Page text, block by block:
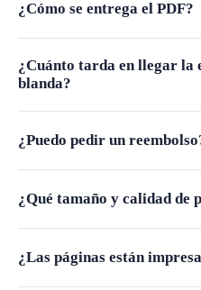
¿Cómo se entrega el PDF?
¿Cuánto tarda en llegar la
blanda?
¿Puedo pedir un
¿Qué tamaño y calidad de
¿Las páginas están